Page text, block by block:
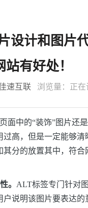
设计和图片
站有好处！
速互联 浏览量： 正在
面中的“装饰”图片还
高，但是一定能够
分的放置其中，符
。 ALT标签专门针对
说明该图片要表达